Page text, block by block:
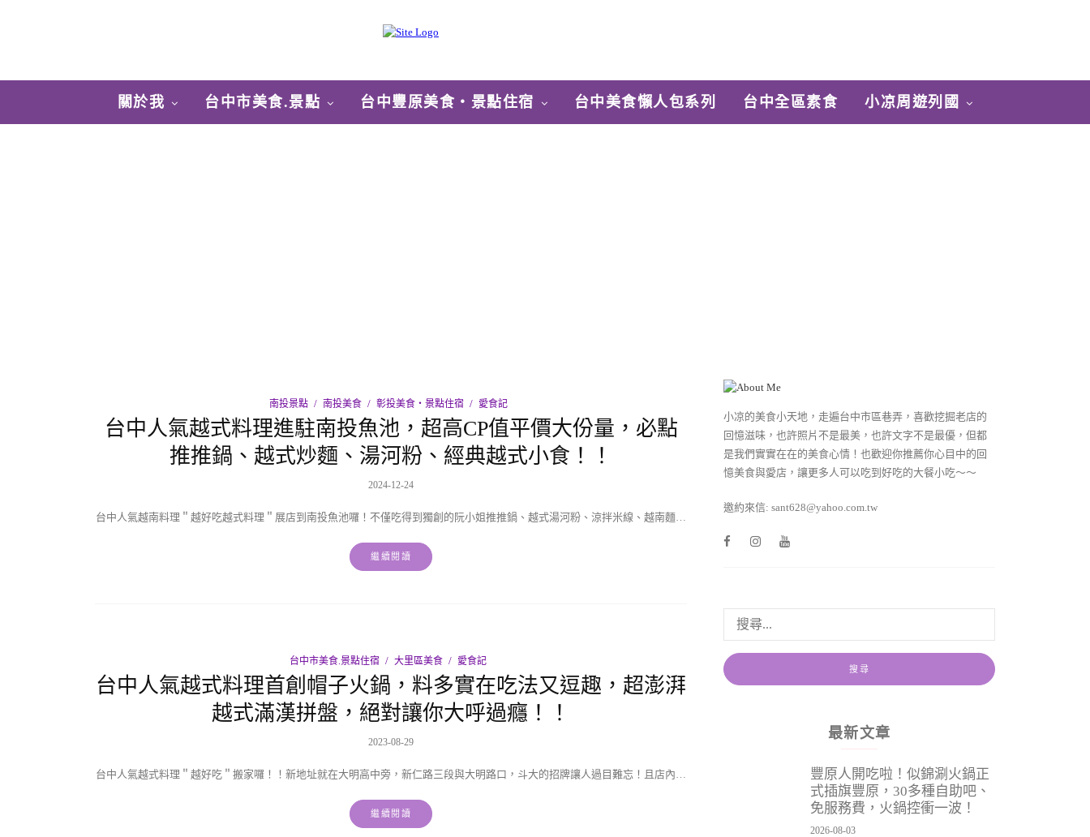
關於我 台中市美食.景點 台中豐原美食‧景點住宿 台中美食懶人包系列 台中全區素食 小凉周遊列國
南投景點 南投美食 彰投美食‧景點住宿 愛食記
台中人氣越式料理進駐南投魚池，超高CP值平價大份量，必點
推推鍋、越式炒麵、湯河粉、經典越式小食！！
2024-12-24
台中人氣越南料理＂越好吃越式料理＂展店到南投魚池囉！不僅吃得到獨創的阮小姐推推鍋、越式湯河粉、涼拌米線、越南麵…
繼續閱讀
台中市美食.景點住宿 大里區美食 愛食記
台中人氣越式料理首創帽子火鍋，料多實在吃法又逗趣，超澎湃
越式滿漢拼盤，絕對讓你大呼過癮！！
2023-08-29
台中人氣越式料理＂越好吃＂搬家囉！！新地址就在大明高中旁，新仁路三段與大明路口，斗大的招牌讓人過目難忘！且店內…
繼續閱讀
小凉的美食小天地，走遍台中市區巷弄，喜歡挖掘老店的
回憶滋味，也許照片不是最美，也許文字不是最優，但都
是我們實實在在的美食心情！也歡迎你推薦你心目中的回
憶美食與愛店，讓更多人可以吃到好吃的大餐小吃～～
邀約來信: sant628@yahoo.com.tw
最新文章
豐原人開吃啦！似錦涮火鍋正
式插旗豐原，30多種自助吧、
免服務費，火鍋控衝一波！
2026-08-03